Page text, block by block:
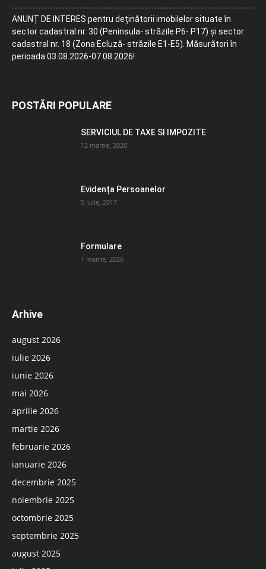
ANUNȚ DE INTERES pentru deținătorii imobilelor situate în
sector cadastral nr. 30 (Peninsula- străzile P6- P17) și sector
cadastral nr. 18 (Zona Ecluză- străzile E1-E5). Măsurători în
perioada 03.08.2026-07.08.2026!
POSTĂRI POPULARE
SERVICIUL DE TAXE SI IMPOZITE
12 martie, 2020
Evidența Persoanelor
5 iulie, 2017
Formulare
1 martie, 2026
Arhive
august 2026
iulie 2026
iunie 2026
mai 2026
aprilie 2026
martie 2026
februarie 2026
ianuarie 2026
decembrie 2025
noiembrie 2025
octombrie 2025
septembrie 2025
august 2025